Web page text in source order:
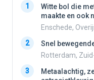
1
Witte bol die
maakte en ook
Enschede,
2
Snel
Rotterdam,
3
Metaalachtig,